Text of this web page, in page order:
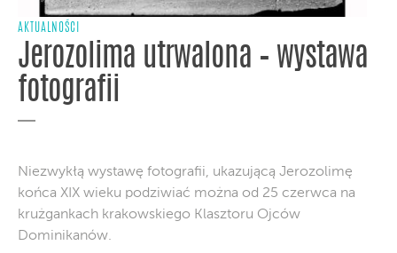
AKTUALNOŚCI
Jerozolima utrwalona – wystawa
fotografii
Niezwykłą wystawę fotografii, ukazującą Jerozolimę
końca XIX wieku podziwiać można od 25 czerwca na
krużgankach krakowskiego Klasztoru Ojców
Dominikanów.